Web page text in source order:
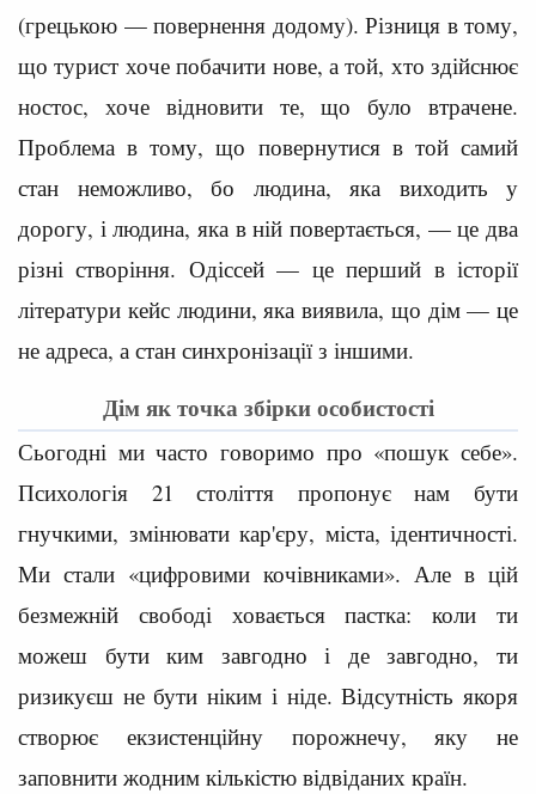
(грецькою — повернення додому). Різниця в тому,
що турист хоче побачити нове, а той, хто здійснює
ностос, хоче відновити те, що було втрачене.
Проблема в тому, що повернутися в той самий
стан неможливо, бо людина, яка виходить у
дорогу, і людина, яка в ній повертається, — це два
різні створіння. Одіссей — це перший в історії
літератури кейс людини, яка виявила, що дім — це
не адреса, а стан синхронізації з іншими.
Дім як точка збірки особистості
Сьогодні ми часто говоримо про «пошук себе».
Психологія 21 століття пропонує нам бути
гнучкими, змінювати кар'єру, міста, ідентичності.
Ми стали «цифровими кочівниками». Але в цій
безмежній свободі ховається пастка: коли ти
можеш бути ким завгодно і де завгодно, ти
ризикуєш не бути ніким і ніде. Відсутність якоря
створює екзистенційну порожнечу, яку не
заповнити жодним кількістю відвіданих країн.